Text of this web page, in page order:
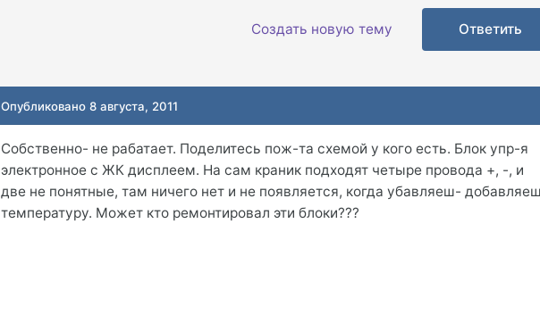
Ответить
Создать новую тему
Опубликовано8 августа, 2011
Собственно- не рабатает. Поделитесь пож-та схемой у кого есть. Блок упр-я
электронное с ЖК дисплеем. На сам краник подходят четыре провода +, -, и
две не понятные, там ничего нет и не появляется, когда убавляеш-
температуру. Может кто ремонтировал эти блоки???